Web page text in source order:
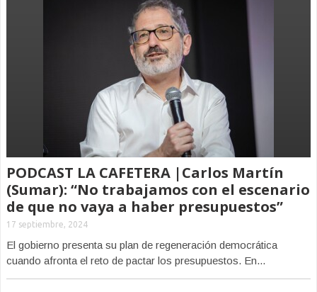
PODCAST LA CAFETERA |Carlos Martín
(Sumar): “No trabajamos con el escenario
de que no vaya a haber presupuestos”
17 septiembre, 2024
El gobierno presenta su plan de regeneración democrática
cuando afronta el reto de pactar los presupuestos. En...